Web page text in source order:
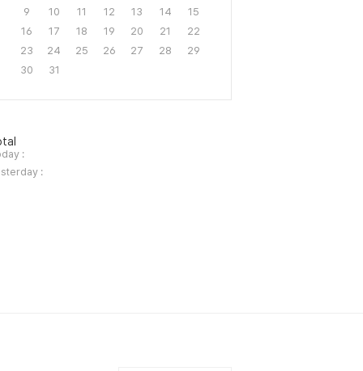
9
10 11 12 13 14
15
16
17 18 19 20 21
22
23
24 25 26 27 28
29
30
31
:
: